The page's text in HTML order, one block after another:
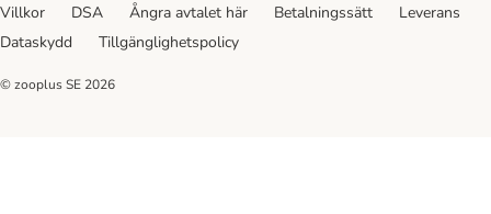
Villkor
DSA Ångra avtalet här Betalningssätt
Leverans
Dataskydd
Tillgänglighetspolicy
© zooplus SE 2026